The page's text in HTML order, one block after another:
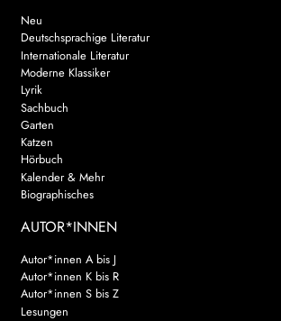
Neu
Deutschsprachige Literatur
Internationale Literatur
Moderne Klassiker
Lyrik
Sachbuch
Garten
Katzen
Hörbuch
Kalender & Mehr
Biographisches
AUTOR*INNEN
Autor*innen A bis J
Autor*innen K bis R
Autor*innen S bis Z
Lesungen